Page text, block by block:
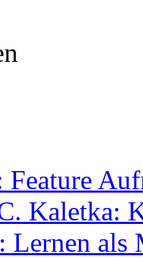
Kaletka:
Lernen als